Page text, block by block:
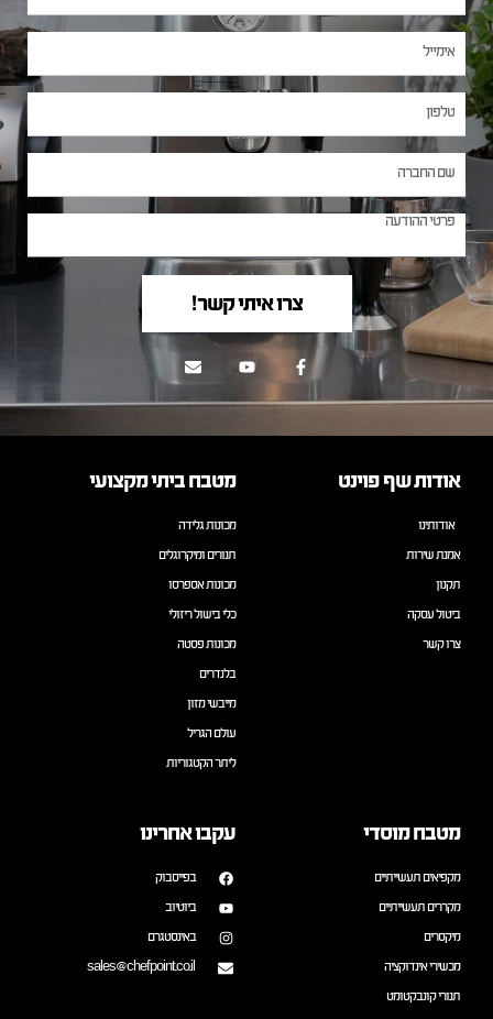
צרו איתי קשר!
אודות שף פוינט
אודותינו
אמנת שירות
תקנון
ביטול עסקה
צרו קשר
מטבח ביתי מקצועי
מכונות גלידה
תנורים ומיקרוגלים
מכונות אספרסו
כלי בישול ריזולי
מכונות פסטה
בלנדרים
מייבשי מזון
עולם הגריל
ליתר הקטגוריות
מטבח מוסדי
מקפיאים תעשייתיים
מקררים תעשייתיים
מיקסרים
מכשירי אינדוקציה
תנורי קונבקטומט
עקבו אחרינו
בפייסבוק
ביוטיוב
באינסטגרם
sales@chefpoint.co.il